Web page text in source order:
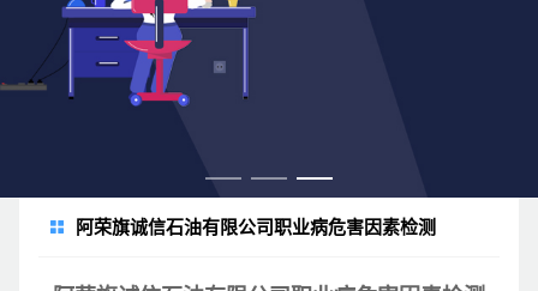
阿荣旗诚信石油有限公司职业病危害因素检测